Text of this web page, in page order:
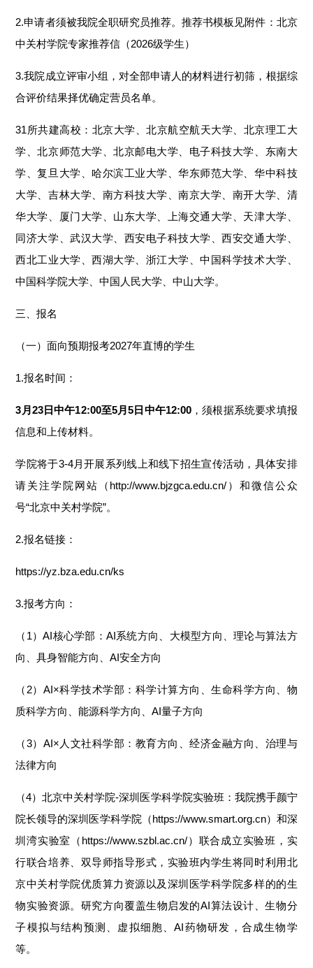
2.申请者须被我院全职研究员推荐。推荐书模板见附件：北京
中关村学院专家推荐信（2026级学生）
3.我院成立评审小组，对全部申请人的材料进行初筛，根据综
合评价结果择优确定营员名单。
31所共建高校：北京大学、北京航空航天大学、北京理工大
学、北京师范大学、北京邮电大学、电子科技大学、东南大
学、复旦大学、哈尔滨工业大学、华东师范大学、华中科技
大学、吉林大学、南方科技大学、南京大学、南开大学、清
华大学、厦门大学、山东大学、上海交通大学、天津大学、
同济大学、武汉大学、西安电子科技大学、西安交通大学、
西北工业大学、西湖大学、浙江大学、中国科学技术大学、
中国科学院大学、中国人民大学、中山大学。
三、报名
（一）面向预期报考2027年直博的学生
1.报名时间：
3 月 23日中午12:00至5月5 日 中午12:00，须根据系统要求填报
信息和上传材料。
学院将于3-4月开展系列线上和线下招生宣传活动，具体安排
请关注学院网站（ http://www.bjzgca.edu.cn/ ）和微信公众
号“北京中关村学院”。
2.报名链接：
https://yz.bza.edu.cn/ks
3.报考方向：
（1）AI核心学部：AI系统方向、大模型方向、理论与算法方
向、具身智能方向、AI安全方向
（2）AI×科学技术学部：科学计算方向、生命科学方向、物
质科学方向、能源科学方向、AI量子方向
（3）AI×人文社科学部：教育方向、经济金融方向、治理与
法律方向
（4）北京中关村学院-深圳医学科学院实验班：我院携手颜宁
院长领导的深圳医学科学院（https://www.smart.org.cn）和深
圳湾实验室（https://www.szbl.ac.cn/）联合成立实验班，实
行联合培养、双导师指导形式，实验班内学生将同时利用北
京中关村学院优质算力资源以及深圳医学科学院多样的的生
物实验资源。研究方向覆盖生物启发的AI算法设计、生物分
子模拟与结构预测、虚拟细胞、AI药物研发，合成生物学
等。